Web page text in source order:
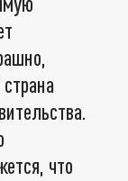
что